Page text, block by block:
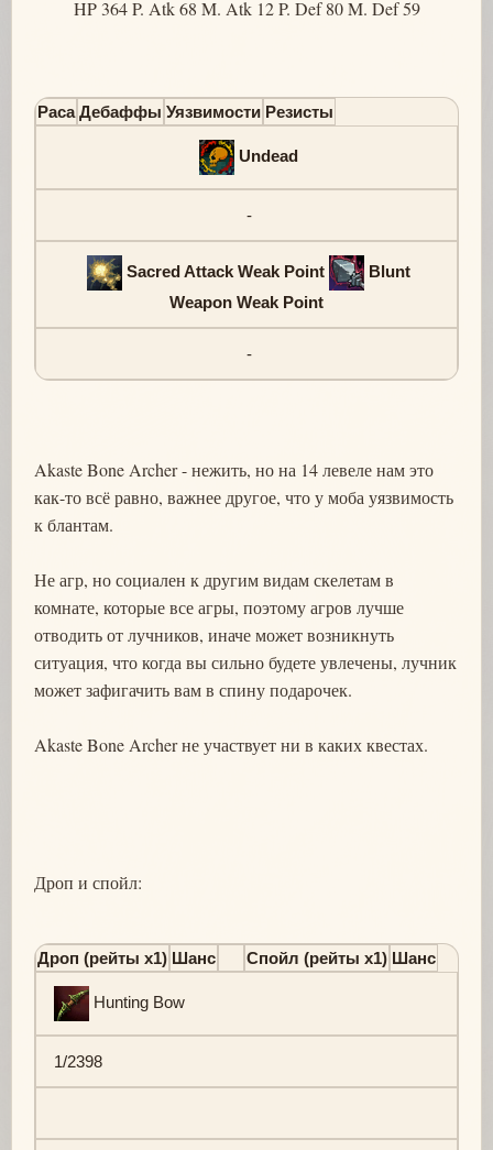
HP 364 P. Atk 68 M. Atk 12 P. Def 80 M. Def 59
Раса Дебаффы Уязвимости Резисты
Undead
-
Sacred Attack Weak Point
Blunt
Weapon Weak Point
-
Akaste Bone Archer - нежить, но на 14 левеле нам это
как-то всё равно, важнее другое, что у моба уязвимость
к блантам.
Не агр, но социален к другим видам скелетам в
комнате, которые все агры, поэтому агров лучше
отводить от лучников, иначе может возникнуть
ситуация, что когда вы сильно будете увлечены, лучник
может зафигачить вам в спину подарочек.
Akaste Bone Archer не участвует ни в каких квестах.
Дроп и спойл:
Дроп (рейты х1) Шанс Спойл (рейты х1) Шанс
Hunting Bow
1/2398